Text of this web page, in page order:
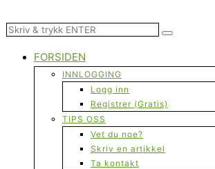
FORSIDEN
INNLOGGING
Logg inn
Registrer (Gratis)
TIPS OSS
Vet du noe?
Skriv en artikkel
Ta kontakt